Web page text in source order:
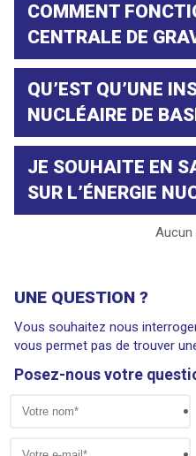
COMMENT
CENTRALE DE
QU’EST QU’UNE
NUCLÉAIRE DE
JE SOUHAITE EN
SUR L’ÉNERGIE
UNE QUESTION ?
Vous souhaitez nous
vous permet pas de trouver
Posez-nous votre